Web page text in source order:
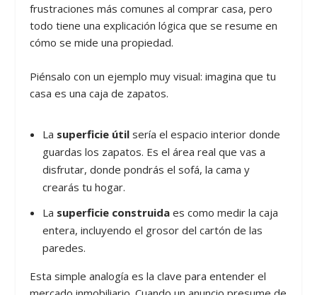
frustraciones más comunes al comprar casa, pero
todo tiene una explicación lógica que se resume en
cómo se mide una propiedad.
Piénsalo con un ejemplo muy visual: imagina que tu
casa es una caja de zapatos.
La superficie útilsería el espacio interior donde
guardas los zapatos. Es el área real que vas a
disfrutar, donde pondrás el sofá, la cama y
crearás tu hogar.
La superficie construidaes como medir la caja
entera, incluyendo el grosor del cartón de las
paredes.
Esta simple analogía es la clave para entender el